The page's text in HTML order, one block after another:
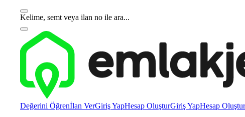
Kelime, semt veya ilan no ile ara...
Değerini Öğrenİlan VerGiriş YapHesap OluşturGiriş YapHesap Oluştur